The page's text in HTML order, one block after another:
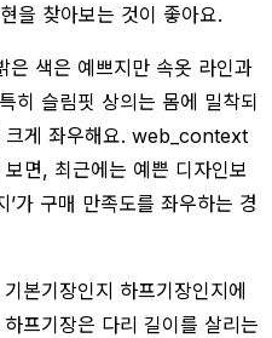
현을 찾아보는 것이 좋아요.
은 색은 예쁘지만 속옷 라인과
히 슬림핏 상의는 몸에 밀착되
크게 좌우해요. web_context
면, 최근에는 예쁜 디자인보
가 구매 만족도를 좌우하는 경
본기장인지 하프기장인지에
프기장은 다리 길이를 살리는